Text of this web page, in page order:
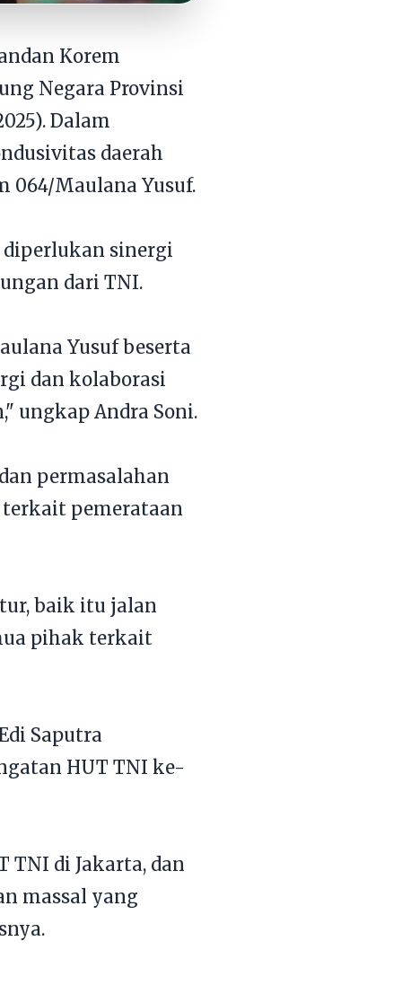
Korem
Negara Provinsi
Dalam
daerah
064/Maulana Yusuf.
diperlukan sinergi
dari TNI.
Yusuf beserta
dan kolaborasi
ungkap Andra Soni.
permasalahan
terkait pemerataan
baik itu jalan
pihak terkait
Saputra
HUT TNI ke-
TNI di Jakarta, dan
massal yang